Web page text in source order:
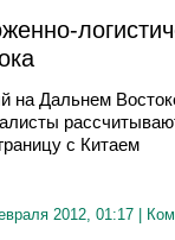
на Дальнем
с Китаем
2012, 01:17 |